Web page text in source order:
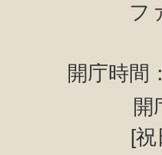
フ
開庁時間
開
[